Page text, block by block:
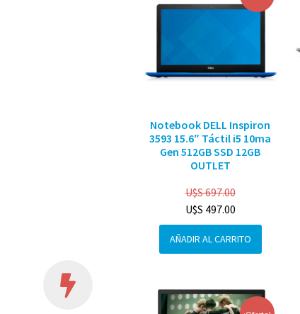
Notebook DELL Inspiron
3593 15.6″ Táctil i5 10ma
Gen 512GB SSD 12GB
OUTLET
U$S697.00
U$S 497.00
AÑADIR AL CARRITO